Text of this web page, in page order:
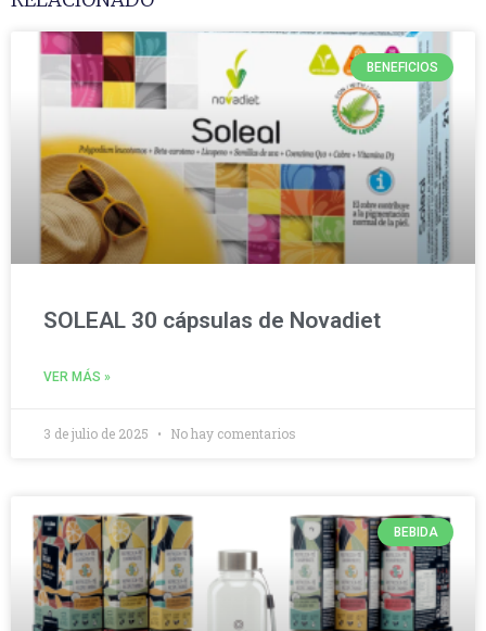
BENEFICIOS
SOLEAL 30 cápsulas de Novadiet
VER MÁS »
3 de julio de 2025 No hay comentarios
BEBIDA